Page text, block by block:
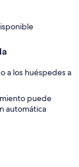
a los huéspedes a
puede
automática